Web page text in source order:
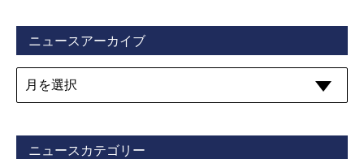
ニュースアーカイブ
ニュースカテゴリー